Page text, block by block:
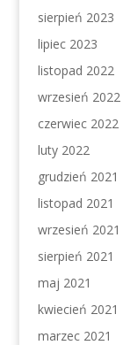
sierpień 2023
lipiec 2023
listopad 2022
wrzesień 2022
czerwiec 2022
luty 2022
grudzień 2021
listopad 2021
wrzesień 2021
sierpień 2021
maj 2021
kwiecień 2021
marzec 2021